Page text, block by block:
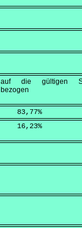
auf die gültigen
bezogen
    83,77
%
    16,23
%